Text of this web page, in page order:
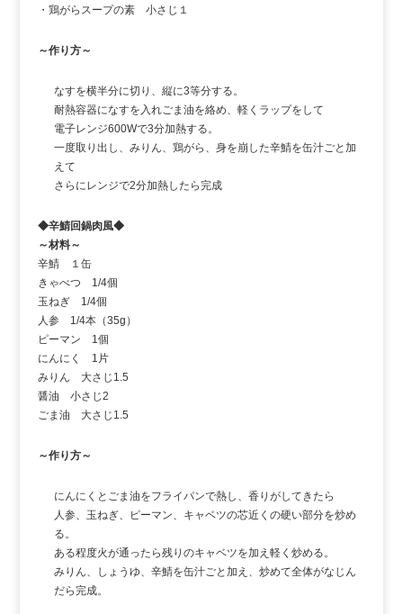
・鶏がらスープの素 小さじ１
～作り方～
なすを横半分に切り、縦に3等分する。
耐熱容器になすを入れごま油を絡め、軽くラップをして
電子レンジ600Wで3分加熱する。
一度取り出し、みりん、鶏がら、身を崩した辛鯖を缶汁ごと加
えて
さらにレンジで2分加熱したら完成
◆辛鯖回鍋肉風◆
～材料～
辛鯖 １缶
きゃべつ 1/4個
玉ねぎ 1/4個
人参 1/4本（35g）
ピーマン 1個
にんにく 1片
みりん 大さじ1.5
醤油 小さじ2
ごま油 大さじ1.5
～作り方～
にんにくとごま油をフライパンで熱し、香りがしてきたら
人参、玉ねぎ、ピーマン、キャベツの芯近くの硬い部分を炒め
る。
ある程度火が通ったら残りのキャベツを加え軽く炒める。
みりん、しょうゆ、辛鯖を缶汁ごと加え、炒めて全体がなじん
だら完成。